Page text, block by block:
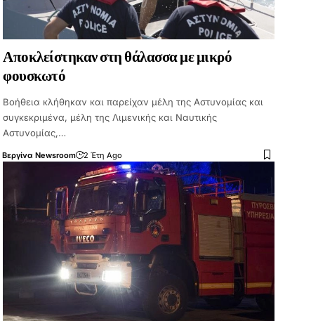
Αποκλείστηκαν στη θάλασσα με μικρό
φουσκωτό
Βοήθεια κλήθηκαν και παρείχαν μέλη της Αστυνομίας και
συγκεκριμένα, μέλη της Λιμενικής και Ναυτικής
Αστυνομίας,…
Βεργίνα Newsroom 2 Έτη Ago